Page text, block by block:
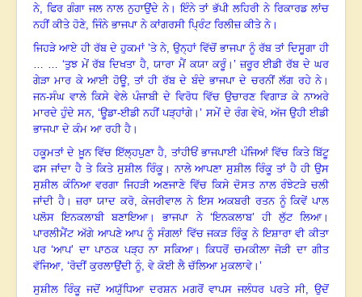
ਨੇ, ਫਿਰ ਗੰਗਾ ਜਲ ਨਾਲ ਨੁਹਾਉਂਦੇ ਨੇ।ਇੰਨੇ ਤਾਂ ਭੱਪੀ ਲਹਿਰੀ ਨੇ ਰਿਕਾਰਡ ਲਾਂਚ
ਨਹੀਂ ਕੀਤੇ ਹੋਣੇ, ਜਿੰਨੇ ਭਾਜਪਾ ਨੇ ਕਾਂਗਰਸੀ ਪ੍ਰਿੰਟ ਰਿਲੀਜ਼ ਕੀਤੇ ਨੇ।
ਜਿਹੜੇ ਆਏ ਹੀ ਰੱਬ ਦੇ ਹੁਕਮਾਂ ’ਤੇ ਨੇ, ਉਨ੍ਹਾਂ ਵਿੱਚੋਂ ਭਾਜਪਾ ਨੂੰ ਰੱਬ ਤਾਂ ਦਿਸੂਗਾ ਹੀ
… … ‘ਤੁਝ ਮੇਂ ਰੱਬ ਦਿਖਤਾ ਹੈ,ਯਾਰਾ ਮੈਂ ਕਯਾ ਕਰੂੰ। ’ ਜ਼ਰੂਰ ਈਡੀ ਰੱਬ ਦੇ ਘਰ
ਗੇੜਾ ਮਾਰ ਕੇ ਆਈ ਹੋਊ,ਤਾਂ ਹੀ ਰੱਬ ਦੇ ਬੰਦੇ ਭਾਜਪਾ ਦੇ ਚਰਨੀਂ ਲੱਗ ਰਹੇ ਨੇ।
ਜਨ-ਸੰਘ ਵਾਲੇ ਕਿਸੇ ਵੇਲੇ ਪੰਜਾਬੀ ਦੇ ਵਿਰੋਧ ਵਿੱਚ ਉਚਾਰਣ ਵਿਗਾੜ ਕੇ ਨਾਅਰੇ
ਮਾਰਦੇ ਹੁੰਦੇ ਸਨ, ‘ਊਡਾ-ਈਡੀ ਨਹੀਂ ਪੜ੍ਹਾਂਗੇ।’ ਸਮੇਂ ਦੇ ਰੰਗ ਵੇਖੋ, ਅੱਜ ਉਹੀ ਈਡੀ
ਭਾਜਪਾ ਦੇ ਕੰਮ ਆ ਰਹੀ ਹੈ ।
ਹਕੂਮਤਾਂ ਦੇ ਖ਼ੂਨ ਵਿੱਚ ਇੱਲ੍ਹਪੁਣਾ ਹੈ, ਤਾਂਹੀਓਂ ਭਾਜਪਾਈ ਪੰਜਿਆਂ ਵਿੱਚ ਕਿਤੇ ਬਿੱਟੂ
ਫਸ ਜਾਂਦਾ ਹੈ ਤੇ ਕਿਤੇ ਸੁਸ਼ੀਲ ਰਿੰਕੂ। ਨਾਲੇ ਆਪਣਾ ਸੁਸ਼ੀਲ ਰਿੰਕੂ ਤਾਂ ਹੈ ਹੀ ਉਸ
ਸੁਸ਼ੀਲ ਕੰਨਿਆ ਵਰਗਾ ਜਿਹੜੀ ਅਣਜਾਣੇ ਵਿੱਚ ਕਿਸੇ ਦੋਸਤ ਨਾਲ ਰੰਝੇਟੜੇ ਚਲੀ
ਜਾਂਦੀ ਹੈ।ਜ਼ਰਾ ਯਾਦ ਕਰੋ,ਕੇਜਰੀਵਾਲ ਨੇ ਇਸ ਅਕਬਰੀ ਰਤਨ ਨੂੰ ਕਿਵੇਂ ਪਾਲ
ਪਲੋਸ ਇਨਕਲਾਬੀ ਬਣਾਇਆ।ਭਾਜਪਾ ਨੇ ‘ਇਨਕਲਾਬ’ ਹੀ ਲੁੱਟ ਲਿਆ।
ਪਾਰਲੀਮੈਂਟ ਅੱਗੇ ਆਪਣੇ ਆਪ ਨੂੰ ਸੰਗਲਾਂ ਵਿੱਚ ਜਕੜ ਰਿੰਕੂ ਨੇ ਇਸ਼ਾਰਾ ਵੀ ਕੀਤਾ
ਪਰ ‘ਆਪ’ ਦਾ ਪਾਠਕ ਪੜ੍ਹ ਨਾ ਸਕਿਆ।ਕਿਧਰੋਂ ਚਮਕੀਲਾ ਜੋੜੀ ਦਾ ਗੀਤ
ਵੱਜਿਆ, ‘ਰੋਦੀਂ ਕੁਰਲਾਉਂਦੀ ਨੂੰ, ਵੇ ਕੋਈ ਲੈ ਚੱਲਿਆ ਮੁਕਲਾਵੇ। ’
ਸੁਸ਼ੀਲ ਰਿੰਕੂ ਜਦੋਂ ਅਯੁੱਧਿਆ ਦਰਸ਼ਨ ਮਗਰੋਂ ਵਾਪਸ ਜਲੰਧਰ ਪਰਤੇ ਸੀ,ਉਦੋਂ